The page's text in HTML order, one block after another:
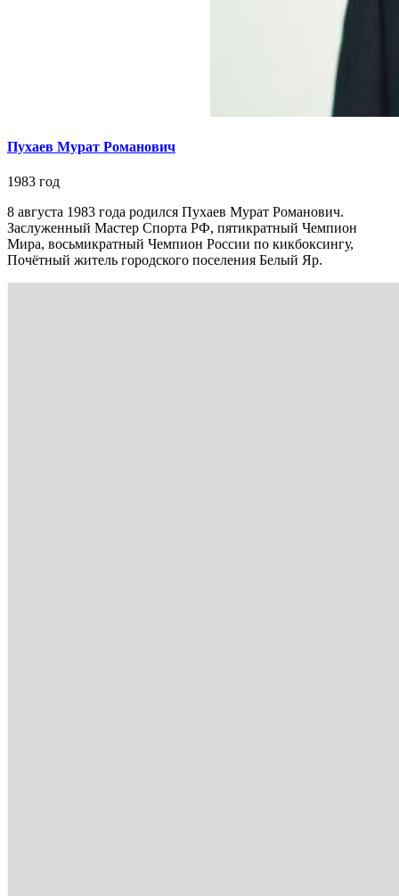
Пухаев Мурат Романович
1983 год
8 августа 1983 года родился Пухаев Мурат Романович.
Заслуженный Мастер Спорта РФ, пятикратный Чемпион
Мира, восьмикратный Чемпион России по кикбоксингу,
Почётный житель городского поселения Белый Яр.